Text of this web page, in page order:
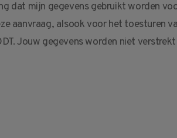
dat mijn gegevens gebruikt worden
aanvraag, alsook voor het toesturen
Jouw gegevens worden niet